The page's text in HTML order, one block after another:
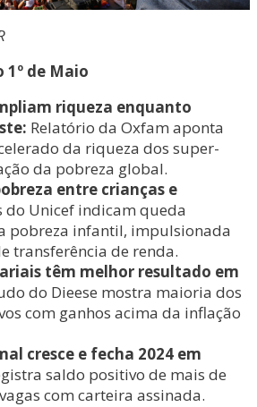
1º de Maio
riqueza enquanto
Relatório da Oxfam aponta
da riqueza dos super-
da pobreza global.
entre crianças e
do Unicef indicam queda
pobreza infantil, impulsionada
transferência de renda.
têm melhor resultado em
do Dieese mostra maioria dos
com ganhos acima da inflação
cresce e fecha 2024 em
saldo positivo de mais de
com carteira assinada.